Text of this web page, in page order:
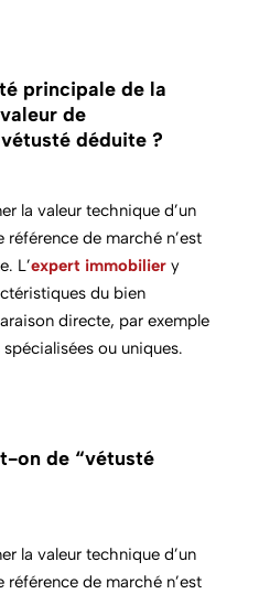
principale de la
de
déduite ?
la valeur technique d’un
référence de marché n’est
L’expert immobiliery
du bien
directe, par exemple
ou uniques.
on de “vétusté
la valeur technique d’un
référence de marché n’est